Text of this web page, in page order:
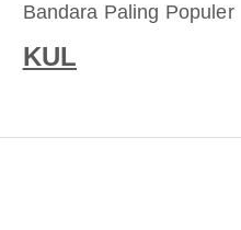
Bandara Paling Populer
KUL